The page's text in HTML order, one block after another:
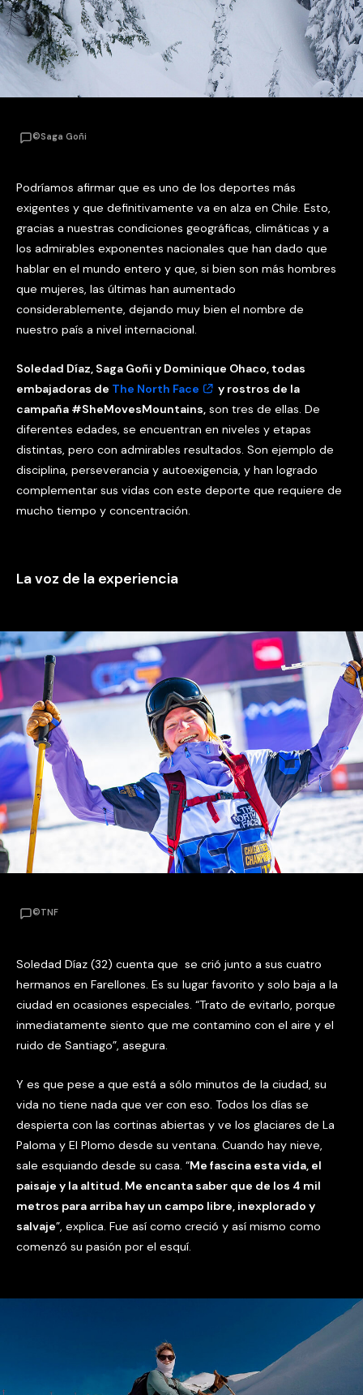
©Saga Goñi
Podríamos afirmar que es uno de los deportes más
exigentes y que definitivamente va en alza en Chile. Esto,
gracias a nuestras condiciones geográficas, climáticas y a
los admirables exponentes nacionales que han dado que
hablar en el mundo entero y que, si bien son más hombres
que mujeres, las últimas han aumentado
considerablemente, dejando muy bien el nombre de
nuestro país a nivel internacional.
Soledad Díaz, Saga Goñi y Dominique Ohaco, todas
embajadoras de The North Face
y rostros de la
campaña #SheMovesMountains, son tres de ellas. De
diferentes edades, se encuentran en niveles y etapas
distintas, pero con admirables resultados. Son ejemplo de
disciplina, perseverancia y autoexigencia, y han logrado
complementar sus vidas con este deporte que requiere de
mucho tiempo y concentración.
La voz de la experiencia
©TNF
Soledad Díaz (32) cuenta que se crió junto a sus cuatro
hermanos en Farellones. Es su lugar favorito y solo baja a la
ciudad en ocasiones especiales. “Trato de evitarlo, porque
inmediatamente siento que me contamino con el aire y el
ruido de Santiago”, asegura.
Y es que pese a que está a sólo minutos de la ciudad, su
vida no tiene nada que ver con eso. Todos los días se
despierta con las cortinas abiertas y ve los glaciares de La
Paloma y El Plomo desde su ventana. Cuando hay nieve,
sale esquiando desde su casa. “Me fascina esta vida, el
paisaje y la altitud. Me encanta saber que de los 4 mil
metros para arriba hay un campo libre, inexplorado y
salvaje”, explica. Fue así como creció y así mismo como
comenzó su pasión por el esquí.